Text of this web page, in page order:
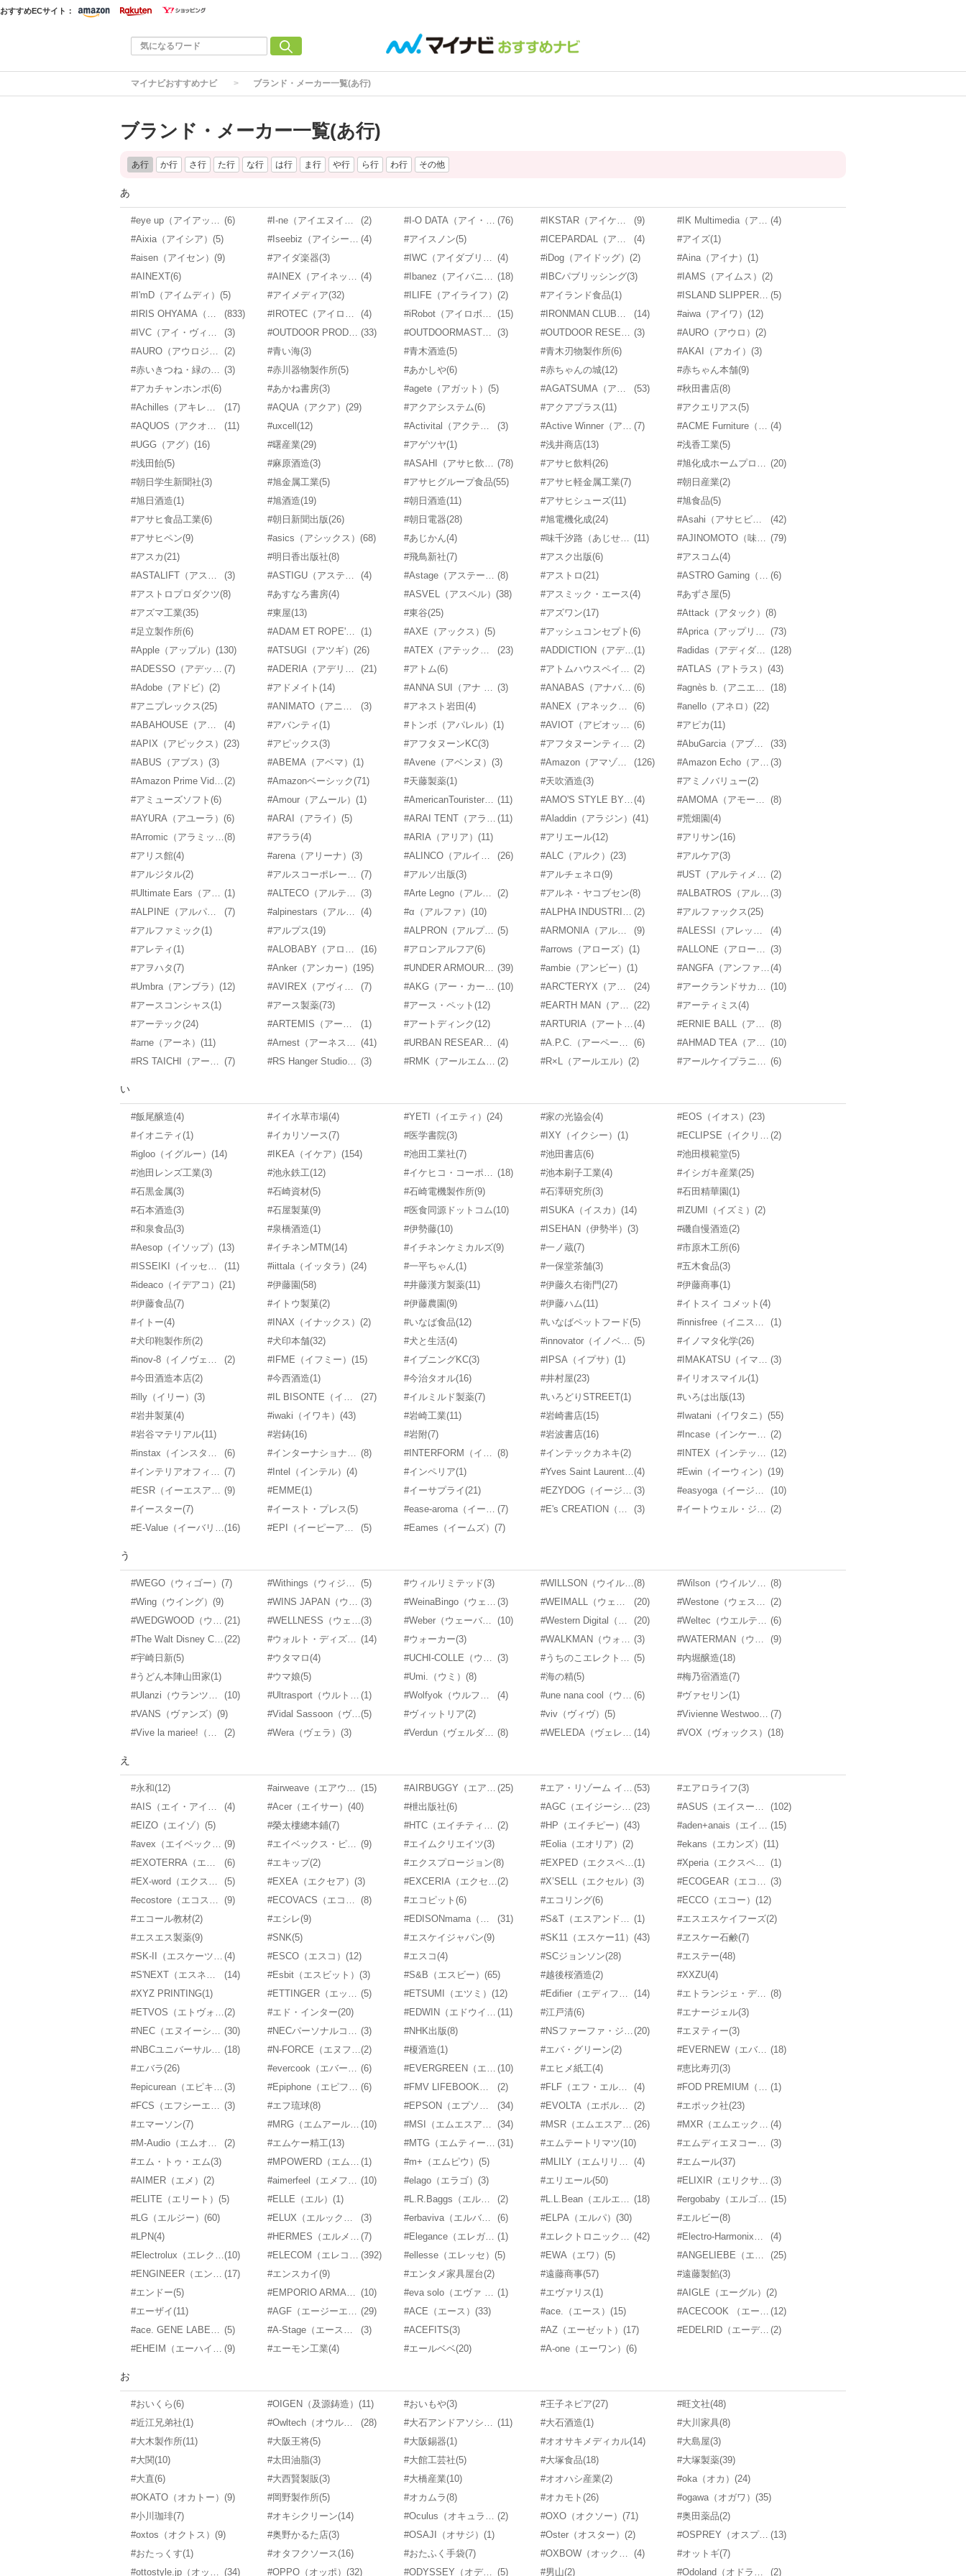
おすすめECサイト：
マイナビおすすめナビ ブランド・メーカー一覧(あ行)
ブランド・メーカー一覧(あ行)
あ行 か行 さ行 た行 な行 は行 ま行 や行 ら行 わ行 その他
あ
#eye up（アイアップ） (6) #I-ne（アイエヌイー） (2) #I-O DATA（アイ・オー・データ） (76) #IKSTAR（アイケイスター） (9) #IK Multimedia（アイケーマルチメディア） (4)
#Aixia（アイシア） (5) #Iseebiz（アイシービーズ） (4) #アイスノン(5) #ICEPARDAL（アイスパーダル） (4) #アイズ(1)
#aisen（アイセン） (9) #アイダ楽器(3) #IWC（アイダブリューシー） (4) #iDog（アイドッグ） (2) #Aina（アイナ） (1)
#AINEXT(6) #AINEX（アイネックス） (4) #Ibanez（アイバニーズ） (18) #IBCパブリッシング(3) #IAMS（アイムス） (2)
#I'mD（アイムディ） (5) #アイメディア(32) #ILIFE（アイライフ） (2) #アイランド食品(1) #ISLAND SLIPPER（アイランドスリッパ） (5)
#IRIS OHYAMA（アイリスオーヤマ）
(833) #IROTEC（アイロテック） (4) #iRobot（アイロボット） (15) #IRONMAN CLUB（鉄人倶楽部） (14) #aiwa（アイワ） (12)
#IVC（アイ・ヴィー・シー）
(3) #OUTDOOR PRODUCTS（アウトドアプロダクツ） (33) #OUTDOORMASTER（アウトドアマスター） (3) #OUTDOOR RESERCH（アウトドアリサーチ） (3) #AURO（アウロ） (2)
#AURO（アウロジャパン） (2) #青い海(3) #青木酒造(5) #青木刃物製作所(6) #AKAI（アカイ） (3)
#赤いきつね・緑のたぬき (3) #赤川器物製作所(5) #あかしや(6) #赤ちゃんの城(12) #赤ちゃん本舗(9)
#アカチャンホンポ(6) #あかね書房(3) #agete（アガット） (5) #AGATSUMA（アガツマ） (53) #秋田書店(8)
#Achilles（アキレス）
(17) #AQUA（アクア） (29) #アクアシステム(6) #アクアプラス(11) #アクエリアス(5)
#AQUOS（アクオス）
(11) #uxcell (12) #Activital（アクティバイタル） (3) #Active Winner（アクティブウィナー） (7) #ACME Furniture（アクメファニチャー） (4)
#UGG（アグ） (16) #曙産業(29) #アゲツヤ(1) #浅井商店(13) #浅香工業(5)
#浅田飴(5) #麻原酒造(3) #ASAHI（アサヒ飲料） (78) #アサヒ飲料(26) #旭化成ホームプロダクツ (20)
#朝日学生新聞社(3) #旭金属工業(5) #アサヒグループ食品(55) #アサヒ軽金属工業(7) #朝日産業(2)
#旭日酒造(1) #旭酒造(19) #朝日酒造(11) #アサヒシューズ(11) #旭食品(5)
#アサヒ食品工業(6) #朝日新聞出版(26) #朝日電器(28) #旭電機化成(24) #Asahi（アサヒビール）
(42)
#アサヒペン(9) #asics（アシックス） (68) #あじかん(4) #味千汐路（あじせんしおじ） (11) #AJINOMOTO（味の素） (79)
#アスカ(21) #明日香出版社(8) #飛鳥新社(7) #アスク出版(6) #アスコム(4)
#ASTALIFT（アスタリフト）
(3) #ASTIGU（アスティーグ） (4) #Astage（アステージ） (8) #アストロ(21) #ASTRO Gaming（アストロ ゲーミング） (6)
#アストロプロダクツ(8) #あすなろ書房(4) #ASVEL（アスベル） (38) #アスミック・エース(4) #あずさ屋(5)
#アズマ工業(35) #東屋(13) #東谷(25) #アズワン(17) #Attack（アタック） (8)
#足立製作所(6) #ADAM ET ROPE'（アダムエロペ） (1) #AXE（アックス） (5) #アッシュコンセプト (6) #Aprica（アップリカ） (73)
#Apple（アップル） (130) #ATSUGI（アツギ） (26) #ATEX（アテックス） (23) #ADDICTION（アディクション）(1) #adidas（アディダス） (128)
#ADESSO（アデッソ） (7) #ADERIA（アデリア） (21) #アトム(6) #アトムハウスペイント (2) #ATLAS（アトラス） (43)
#Adobe（アドビ） (2) #アドメイト (14) #ANNA SUI（アナ スイ） (3) #ANABAS（アナバス） (6) #agnès b.（アニエスベー） (18)
#アニプレックス(25) #ANIMATO（アニマト） (3) #アネスト岩田 (4) #ANEX（アネックス） (6) #anello（アネロ） (22)
#ABAHOUSE（アバハウス）
(4) #アバンティ(1) #トンボ（アパレル） (1) #AVIOT（アビオット） (6) #アピカ(11)
#APIX（アピックス） (23) #アピックス(3) #アフタヌーンKC(3) #アフタヌーンティーリビング (2) #AbuGarcia（アブ・ガルシア）
(33)
#ABUS（アブス） (3) #ABEMA（アベマ） (1) #Avene（アベンヌ） (3) #Amazon（アマゾン） (126) #Amazon Echo（アマゾンエコー） (3)
#Amazon Prime Video（アマゾンプライムビデオ）(2) #Amazonベーシック(71) #天藤製薬(1) #天吹酒造(3) #アミノバリュー(2)
#アミューズソフト (6) #Amour（アムール） (1) #AmericanTourister（アメリカンツーリスター） (11) #AMO'S STYLE BY Triumph（アモスタイル バイ トリンプ）(4) #AMOMA（アモーマ） (8)
#AYURA（アユーラ） (6) #ARAI（アライ） (5) #ARAI TENT（アライテント） (11) #Aladdin（アラジン） (41) #荒畑園(4)
#Arromic（アラミック）(8) #アララ(4) #ARIA（アリア） (11) #アリエール(12) #アリサン(16)
#アリス館(4) #arena（アリーナ） (3) #ALINCO（アルインコ） (26) #ALC（アルク） (23) #アルケア(3)
#アルジタル(2) #アルスコーポレーション (7) #アルソ出版(3) #アルチェネロ(9) #UST（アルティメイトサバイバルテクノロジー） (2)
#Ultimate Ears（アルティメットイヤーズ） (1) #ALTECO（アルテコ） (3) #Arte Legno（アルテレニョ） (2) #アルネ・ヤコブセン(8) #ALBATROS（アルバトロス） (3)
#ALPINE（アルパイン）
(7) #alpinestars（アルパインスターズ） (4) #α（アルファ） (10) #ALPHA INDUSTRIES INC（アルファ インダストリーズ） (2) #アルファックス(25)
#アルファミック(1) #アルプス(19) #ALPRON（アルプロン） (5) #ARMONIA（アルモニア） (9) #ALESSI（アレッシィ）
(4)
#アレティ(1) #ALOBABY（アロベビー） (16) #アロンアルフア(6) #arrows（アローズ） (1) #ALLONE（アローン） (3)
#アヲハタ(7) #Anker（アンカー） (195) #UNDER ARMOUR（アンダーアーマー） (39) #ambie（アンビー） (1) #ANGFA（アンファー）(4)
#Umbra（アンブラ） (12) #AVIREX（アヴィレックス） (7) #AKG（アー・カー・ゲー） (10) #ARC'TERYX（アークテリクス） (24) #アークランドサカモト (10)
#アースコンシャス(1) #アース製薬(73) #アース・ペット (12) #EARTH MAN（アースマン） (22) #アーティミス(4)
#アーテック(24) #ARTEMIS（アーテミス） (1) #アートディンク(12) #ARTURIA（アートリア）(4) #ERNIE BALL（アーニーボール） (8)
#arne（アーネ） (11) #Arnest（アーネスト） (41) #URBAN RESEARCH（アーバンリサーチ） (4) #A.P.C.（アーペーセー） (6) #AHMAD TEA（アーマッドティー） (10)
#RS TAICHI（アールエスタイチ） (7) #RS Hanger Studio（アールエスハンガースタジオ） (3) #RMK（アールエムケー） (2) #R×L（アールエル） (2) #アールケイプラニング (6)
い
#飯尾醸造(4) #イイ水草市場(4) #YETI（イエティ） (24) #家の光協会(4) #EOS（イオス） (23)
#イオニティ(1) #イカリソース(7) #医学書院(3) #IXY（イクシー） (1) #ECLIPSE（イクリプス） (2)
#igloo（イグルー） (14) #IKEA（イケア） (154) #池田工業社(7) #池田書店(6) #池田模範堂(5)
#池田レンズ工業(3) #池永鉄工(12) #イケヒコ・コーポレーション (18) #池本刷子工業(4) #イシガキ産業(25)
#石黒金属(3) #石崎資材(5) #石崎電機製作所(9) #石澤研究所(3) #石田精華園(1)
#石本酒造(3) #石屋製菓(9) #医食同源ドットコム(10) #ISUKA（イスカ） (14) #IZUMI（イズミ） (2)
#和泉食品(3) #泉橋酒造(1) #伊勢藤(10) #ISEHAN（伊勢半） (3) #磯自慢酒造(2)
#Aesop（イソップ） (13) #イチネンMTM(14) #イチネンケミカルズ(9) #一ノ蔵(7) #市原木工所(6)
#ISSEIKI（イッセイキ）
(11) #iittala（イッタラ） (24) #一平ちゃん(1) #一保堂茶舗(3) #五木食品(3)
#ideaco（イデアコ） (21) #伊藤園(58) #井藤漢方製薬(11) #伊藤久右衛門(27) #伊藤商事(1)
#伊藤食品(7) #イトウ製菓(2) #伊藤農園(9) #伊藤ハム(11) #イトスイ コメット (4)
#イトー(4) #INAX（イナックス） (2) #いなば食品(12) #いなばペットフード(5) #innisfree（イニスフリー）
(1)
#犬印鞄製作所(2) #犬印本舗(32) #犬と生活(4) #innovator（イノベーター） (5) #イノマタ化学(26)
#inov-8（イノヴェイト）
(2) #IFME（イフミー） (15) #イブニングKC(3) #IPSA（イプサ） (1) #IMAKATSU（イマカツ） (3)
#今田酒造本店(2) #今西酒造(1) #今治タオル(16) #井村屋(23) #イリオスマイル(1)
#illy（イリー） (3) #IL BISONTE（イルビゾンテ） (27) #イルミルド製薬(7) #いろどりSTREET(1) #いろは出版(13)
#岩井製菓(4) #iwaki（イワキ） (43) #岩崎工業(11) #岩崎書店(15) #Iwatani（イワタニ） (55)
#岩谷マテリアル(11) #岩鋳(16) #岩附(7) #岩波書店(16) #Incase（インケース） (2)
#instax（インスタックス）
(6) #インターナショナル・トレーディング (8) #INTERFORM（インターフォルム） (8) #インテックカネキ(2) #INTEX（インテックス） (12)
#インテリアオフィスワン (7) #Intel（インテル） (4) #インペリア(1) #Yves Saint Laurent（イヴ・サンローラン）(4) #Ewin（イーウィン） (19)
#ESR（イーエスアール） (9) #EMME(1) #イーサプライ(21) #EZYDOG（イージードッグ） (3) #easyoga（イージーヨガ）
(10)
#イースター(7) #イースト・プレス(5) #ease-aroma（イーズアロマ） (7) #E's CREATION（イーズクリエーション） (3) #イートウェル・ジャパン (2)
#E-Value（イーバリュー）(16) #EPI（イーピーアイ） (5) #Eames（イームズ） (7)
う
#WEGO（ウィゴー） (7) #Withings（ウィジングズ） (5) #ウィルリミテッド(3) #WILLSON（ウイルソン）(8) #Wilson（ウイルソン） (8)
#Wing（ウイング） (9) #WINS JAPAN（ウインズジャパン） (3) #WeinaBingo（ウェイナビンゴ） (3) #WEIMALL（ウェイモール） (20) #Westone（ウェストン） (2)
#WEDGWOOD（ウェッジウッド） (21) #WELLNESS（ウェルネス）(3) #Weber（ウェーバー） (10) #Western Digital（ウエスタンデジタル） (20) #Weltec（ウエルテック） (6)
#The Walt Disney Company（ウォルト・ディズニー・カンパニー）(22) #ウォルト・ディズニー・ジャパン (14) #ウォーカー(3) #WALKMAN（ウォークマン） (3) #WATERMAN（ウォーターマン）
(9)
#宇崎日新(5) #ウタマロ(4) #UCHI-COLLE（ウチコレ） (3) #うちのこエレクトリック (5) #内堀醸造(18)
#うどん本陣山田家(1) #ウマ娘(5) #Umi.（ウミ） (8) #海の精(5) #梅乃宿酒造(7)
#Ulanzi（ウランツィ）
(10) #Ultrasport（ウルトラスポーツ） (1) #Wolfyok（ウルフヨック） (4) #une nana cool（ウンナナクール） (6) #ヴァセリン(1)
#VANS（ヴァンズ） (9) #Vidal Sassoon（ヴィダルサスーン）(5) #ヴィットリア(2) #viv（ヴィヴ） (5) #Vivienne Westwood（ヴィヴィアン・ウエストウッド） (7)
#Vive la mariee!（ヴィーヴ・ラ・マリエ！）
(2) #Wera（ヴェラ） (3) #Verdun（ヴェルダン） (8) #WELEDA（ヴェレダ） (14) #VOX（ヴォックス） (18)
え
#永和(12) #airweave（エアウィーヴ） (15) #AIRBUGGY（エアバギー） (25) #エア・リゾーム インテリア (53) #エアロライフ(3)
#AIS（エイ・アイ・エス）
(4) #Acer（エイサー） (40) #枻出版社(6) #AGC（エイジーシー） (23) #ASUS（エイスース）
(102)
#EIZO（エイゾ） (5) #榮太樓總本鋪(7) #HTC（エイチティーシー） (2) #HP（エイチピー） (43) #aden+anais（エイデンアンドアネイ） (15)
#avex（エイベックス） (9) #エイベックス・ピクチャーズ (9) #エイムクリエイツ(3) #Eolia（エオリア） (2) #ekans（エカンズ） (11)
#EXOTERRA（エキゾテラ）
(6) #エキップ(2) #エクスプロージョン(8) #EXPED（エクスペド）(1) #Xperia（エクスペリア） (1)
#EX-word（エクスワード）
(5) #EXEA（エクセア） (3) #EXCERIA（エクセリア）(2) #X’SELL（エクセル） (3) #ECOGEAR（エコギア） (3)
#ecostore（エコストア） (9) #ECOVACS（エコバックス） (8) #エコピット (6) #エコリング(6) #ECCO（エコー） (12)
#エコール教材(2) #エシレ(9) #EDISONmama（エジソンママ） (31) #S&T（エスアンドティー） (1) #エスエスケイフーズ(2)
#エスエス製薬(9) #SNK(5) #エスケイジャパン(9) #SK11（エスケー11） (43) #ヱスケー石鹸(7)
#SK-II（エスケーツー） (4) #ESCO（エスコ） (12) #エスコ(4) #SCジョンソン(28) #エステー(48)
#S'NEXT（エスネクスト）
(14) #Esbit（エスビット） (3) #S&B（エスビー） (65) #越後桜酒造(2) #XXZU(4)
#XYZ PRINTING(1) #ETTINGER（エッティンガー） (5) #ETSUMI（エツミ） (12) #Edifier（エディファイア） (14) #エトランジェ・ディ・コスタリカ (8)
#ETVOS（エトヴォス）(2) #エド・インター(20) #EDWIN（エドウイン） (11) #江戸清(6) #エナージェル(3)
#NEC（エヌイーシー） (30) #NECパーソナルコンピュータ (3) #NHK出版(8) #NSファーファ・ジャパン(20) #エヌティー(3)
#NBCユニバーサル・エンターテイメントジャパン (18) #N-FORCE（エヌフォース）(2) #榎酒造(1) #エバ・グリーン(2) #EVERNEW（エバニュー） (18)
#エバラ(26) #evercook（エバークック） (6) #EVERGREEN（エバーグリーン） (10) #エヒメ紙工(4) #恵比寿刃(3)
#epicurean（エピキュリアン） (3) #Epiphone（エピフォン） (6) #FMV LIFEBOOK（エフエムブイライフブック） (2) #FLF（エフ・エル・エフ） (4) #FOD PREMIUM（エフオーディープレミアム） (1)
#FCS（エフシーエス） (3) #エフ琉球(8) #EPSON（エプソン） (34) #EVOLTA（エボルタ） (2) #エポック社(23)
#エマーソン(7) #MRG（エムアールジー） (10) #MSI（エムエスアイ） (34) #MSR（エムエスアール） (26) #MXR（エムエックスアール） (4)
#M-Audio（エムオーディオ）
(2) #エムケー精工(13) #MTG（エムティージー） (31) #エムテートリマツ(10) #エムディエヌコーポレーション (3)
#エム・トゥ・エム(3) #MPOWERD（エムパワード） (1) #m+（エムピウ） (5) #MLILY（エムリリー） (4) #エムール(37)
#AIMER（エメ） (2) #aimerfeel（エメフィール） (10) #elago（エラゴ） (3) #エリエール(50) #ELIXIR（エリクサー） (3)
#ELITE（エリート） (5) #ELLE（エル） (1) #L.R.Baggs（エルアールバッグス） (2) #L.L.Bean（エルエルビーン） (18) #ergobaby（エルゴベビー） (15)
#LG（エルジー） (60) #ELUX（エルックス） (3) #erbaviva（エルバビーバ） (6) #ELPA（エルパ） (30) #エルビー(8)
#LPN(4) #HERMES（エルメス） (7) #Elegance（エレガンス） (1) #エレクトロニック・アーツ (42) #Electro-Harmonix（エレクトロハーモニクス）
(4)
#Electrolux（エレクトロラックス）(10) #ELECOM（エレコム） (392) #ellesse（エレッセ） (5) #EWA（エワ） (5) #ANGELIEBE（エンジェリーベ）
(25)
#ENGINEER（エンジニア） (17) #エンスカイ(9) #エンタメ家具屋台(2) #遠藤商事(57) #遠藤製餡(3)
#エンドー(5) #EMPORIO ARMANI（エンポリオ アルマーニ） (10) #eva solo（エヴァ ソロ） (1) #エヴァリス(1) #AIGLE（エーグル） (2)
#エーザイ(11) #AGF（エージーエフ） (29) #ACE（エース） (33) #ace.（エース） (15) #ACECOOK （エースコック） (12)
#ace. GENE LABEL（エース ジーンレーベル） (5) #A-Stage（エーステージ） (3) #ACEFITS(3) #AZ（エーゼット） (17) #EDELRID（エーデルリッド） (2)
#EHEIM（エーハイム） (9) #エーモン工業(4) #エールベベ(20) #A-one（エーワン） (6)
お
#おいくら(6) #OIGEN（及源鋳造） (11) #おいもや(3) #王子ネピア(27) #旺文社(48)
#近江兄弟社(1) #Owltech（オウルテック） (28) #大石アンドアソシエイツ (11) #大石酒造(1) #大川家具(8)
#大木製作所(11) #大阪王将(5) #大阪錫器(1) #オオサキメディカル(14) #大島屋(3)
#大関(10) #太田油脂(3) #大館工芸社(5) #大塚食品(18) #大塚製薬(39)
#大直(6) #大西賢製販(3) #大橋産業(10) #オオハシ産業(2) #oka（オカ） (24)
#OKATO（オカトー） (9) #岡野製作所(5) #オカムラ(8) #オカモト (26) #ogawa（オガワ） (35)
#小川珈琲(7) #オキシクリーン(14) #Oculus（オキュラス） (2) #OXO（オクソー） (71) #奥田薬品(2)
#oxtos（オクトス） (9) #奥野かるた店(3) #OSAJI（オサジ） (1) #Oster（オスター） (2) #OSPREY（オスプレー） (13)
#おたっくす(1) #オタフクソース(16) #おたふく手袋(7) #OXBOW（オックスボウ） (4) #オットギ(7)
#ottostyle.jp（オットスタイル） (34) #OPPO（オッポ） (32) #ODYSSEY（オデッセイ） (5) #男山(2) #Odoland（オドランド） (2)